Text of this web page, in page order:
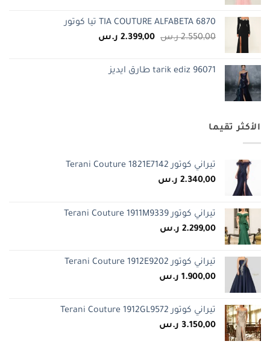
2.250,00 ر.س.
1.750,00 ر.س.TIA COUTURE ALFABETA 6870 تيا كوتور
2.550,00 ر.س السعر
2.550,00 ر.س.
2.399,00 ر.سالسعر
tarik ediz 96071 طارق ايديز
الأكثر تقيما
تيراني كوتور Terani Couture 1821E7142
2.340,00 ر.س
تيراني كوتور Terani Couture 1911M9339
2.299,00 ر.س
تيراني كوتور Terani Couture 1912E9202
1.900,00 ر.س
تيراني كوتور Terani Couture 1912GL9572
3.150,00 ر.س